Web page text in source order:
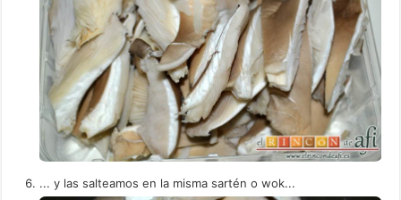
... y las salteamos en la misma sartén o wok...